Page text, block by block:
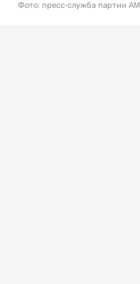
Фото: пресс-служба партии